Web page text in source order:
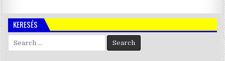
KERESÉS
Search
for: